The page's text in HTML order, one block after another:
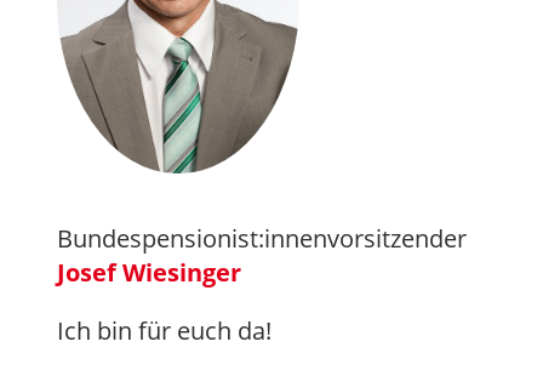
Bundespensionist:innenvorsitzender
Josef Wiesinger
Ich bin für euch da!